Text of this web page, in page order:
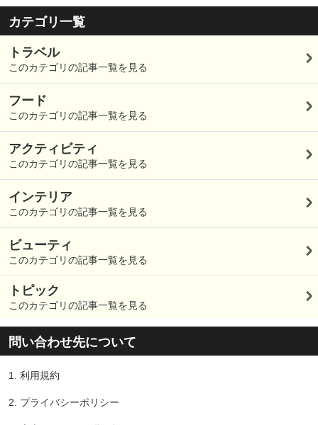
カテゴリ一覧
トラベル
このカテゴリの記事一覧を見る
フード
このカテゴリの記事一覧を見る
アクティビティ
このカテゴリの記事一覧を見る
インテリア
このカテゴリの記事一覧を見る
ビューティ
このカテゴリの記事一覧を見る
トピック
このカテゴリの記事一覧を見る
問い合わせ先について
1. 利用規約
2. プライバシーポリシー